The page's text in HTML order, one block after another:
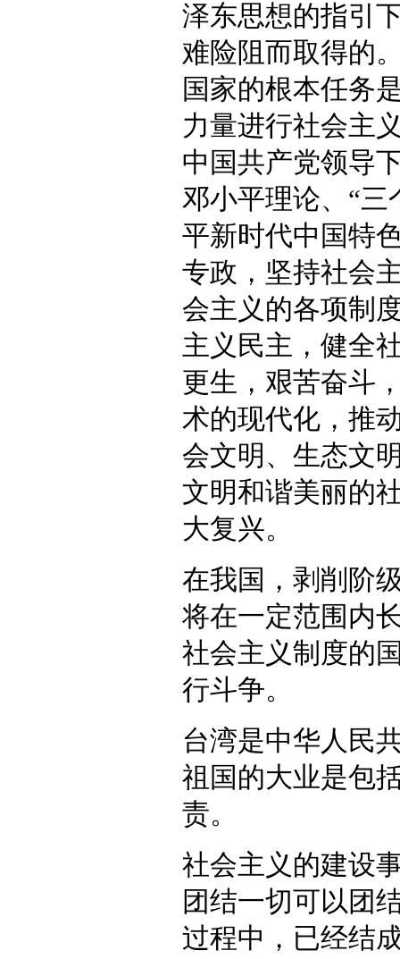
泽东思想的指引
难险阻而取得的
国家的根本任务
力量进行社会主
中国共产党领导
邓小平理论、“三
平新时代中国特
专政，坚持社会
会主义的各项制
主义民主，健全
更生，艰苦奋斗
术的现代化，推
会文明、生态文
文明和谐美丽的
大复兴。
在我国，剥削阶
将在一定范围内
社会主义制度的
行斗争。
台湾是中华人民
祖国的大业是包
责。
社会主义的建设
团结一切可以团
过程中，已经结